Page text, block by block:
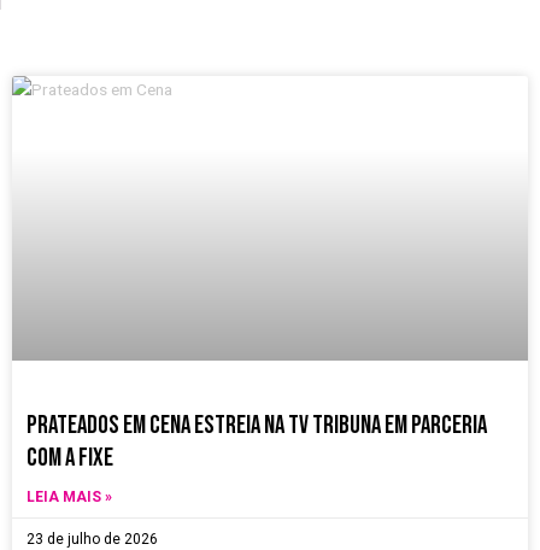
o
o
g
r
b
e
Prateados em Cena estreia na TV Tribuna em parceria
com a Fixe
LEIA MAIS »
23 de julho de 2026